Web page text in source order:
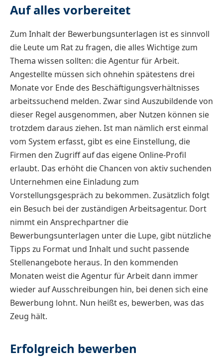
Auf alles vorbereitet
Zum Inhalt der Bewerbungsunterlagen ist es sinnvoll
die Leute um Rat zu fragen, die alles Wichtige zum
Thema wissen sollten: die Agentur für Arbeit.
Angestellte müssen sich ohnehin spätestens drei
Monate vor Ende des Beschäftigungsverhältnisses
arbeitssuchend melden. Zwar sind Auszubildende von
dieser Regel ausgenommen, aber Nutzen können sie
trotzdem daraus ziehen. Ist man nämlich erst einmal
vom System erfasst, gibt es eine Einstellung, die
Firmen den Zugriff auf das eigene Online-Profil
erlaubt. Das erhöht die Chancen von aktiv suchenden
Unternehmen eine Einladung zum
Vorstellungsgespräch zu bekommen. Zusätzlich folgt
ein Besuch bei der zuständigen Arbeitsagentur. Dort
nimmt ein Ansprechpartner die
Bewerbungsunterlagen unter die Lupe, gibt nützliche
Tipps zu Format und Inhalt und sucht passende
Stellenangebote heraus. In den kommenden
Monaten weist die Agentur für Arbeit dann immer
wieder auf Ausschreibungen hin, bei denen sich eine
Bewerbung lohnt. Nun heißt es, bewerben, was das
Zeug hält.
Erfolgreich bewerben